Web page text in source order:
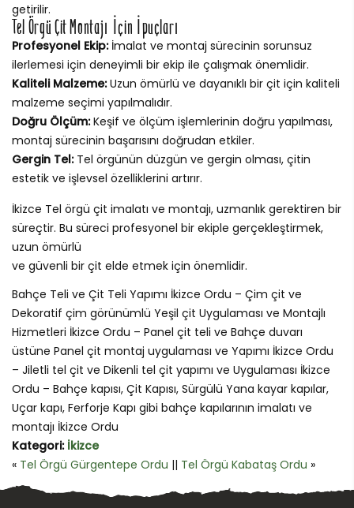
getirilir.
Tel Örgü Çit Montajı İçin İpuçları
Profesyonel Ekip:İmalat ve montaj sürecinin sorunsuz
ilerlemesi için deneyimli bir ekip ile çalışmak önemlidir.
Kaliteli Malzeme:Uzun ömürlü ve dayanıklı bir çit için kaliteli
malzeme seçimi yapılmalıdır.
Doğru Ölçüm:Keşif ve ölçüm işlemlerinin doğru yapılması,
montaj sürecinin başarısını doğrudan etkiler.
Gergin Tel:Tel örgünün düzgün ve gergin olması, çitin
estetik ve işlevsel özelliklerini artırır.
İkizce Tel örgü çit imalatı ve montajı, uzmanlık gerektiren bir
süreçtir. Bu süreci profesyonel bir ekiple gerçekleştirmek,
uzun ömürlü
ve güvenli bir çit elde etmek için önemlidir.
Bahçe Teli ve Çit Teli Yapımı İkizce Ordu – Çim çit ve
Dekoratif çim görünümlü Yeşil çit Uygulaması ve Montajlı
Hizmetleri İkizce Ordu – Panel çit teli ve Bahçe duvarı
üstüne Panel çit montaj uygulaması ve Yapımı İkizce Ordu
– Jiletli tel çit ve Dikenli tel çit yapımı ve Uygulaması İkizce
Ordu – Bahçe kapısı, Çit Kapısı, Sürgülü Yana kayar kapılar,
Uçar kapı, Ferforje Kapı gibi bahçe kapılarının imalatı ve
montajı İkizce Ordu
Kategori: İkizce
« Tel Örgü Gürgentepe Ordu || Tel Örgü Kabataş Ordu »